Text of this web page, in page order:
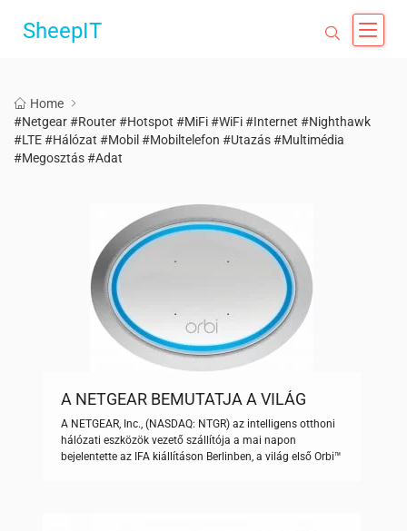
SheepIT
Home
#Netgear #Router #Hotspot #MiFi #WiFi #Internet #Nighthawk
#LTE #Hálózat #Mobil #Mobiltelefon #Utazás #Multimédia
#Megosztás #Adat
A NETGEAR BEMUTATJA A VILÁG
ELSŐ MESH WIFI RENDSZERÉT ALEXA
KÉPES OKOS HANGSZÓRÓVAL A
HARMAN KARDON
TECHNOLÓGIÁJÁVAL
A NETGEAR, Inc., (NASDAQ: NTGR) az intelligens otthoni
hálózati eszközök vezető szállítója a mai napon
bejelentette az IFA kiállításon Berlinben, a világ első Orbi™